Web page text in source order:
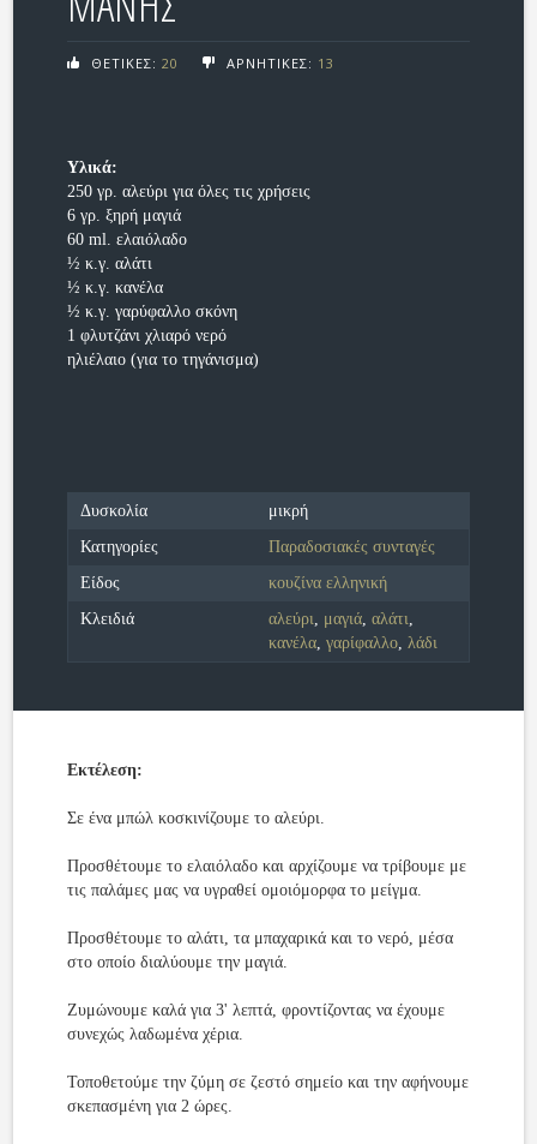
ΘΕΤΙΚΕΣ: 20 ΑΡΝΗΤΙΚΕΣ: 13
Υλικά:
250 γρ. αλεύρι για όλες τις χρήσεις
6 γρ. ξηρή μαγιά
60 ml. ελαιόλαδο
½ κ.γ. αλάτι
½ κ.γ. κανέλα
½ κ.γ. γαρύφαλλο σκόνη
1 φλυτζάνι χλιαρό νερό
ηλιέλαιο (για το τηγάνισμα)
Δυσκολία
μικρή
Κατηγορίες
Παραδοσιακές συνταγές
Είδος
κουζίνα ελληνική
Κλειδιά
αλεύρι, μαγιά, αλάτι,
κανέλα, γαρίφαλλο, λάδι
Εκτέλεση:
Σε ένα μπώλ κοσκινίζουμε το αλεύρι.
Προσθέτουμε το ελαιόλαδο και αρχίζουμε να τρίβουμε με
τις παλάμες μας να υγραθεί ομοιόμορφα το μείγμα.
Προσθέτουμε το αλάτι, τα μπαχαρικά και το νερό, μέσα
στο οποίο διαλύουμε την μαγιά.
Ζυμώνουμε καλά για 3' λεπτά, φροντίζοντας να έχουμε
συνεχώς λαδωμένα χέρια.
Τοποθετούμε την ζύμη σε ζεστό σημείο και την αφήνουμε
σκεπασμένη για 2 ώρες.